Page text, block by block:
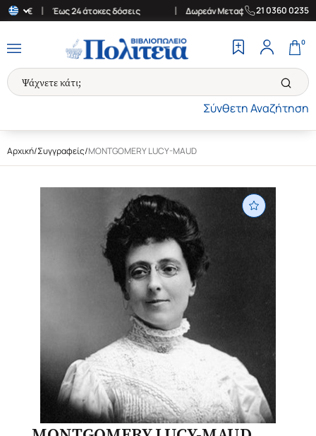
| Έως 24 άτοκες δόσεις Δωρεάν Μεταφορικά στην Ελλάδα
21 0360 0235
Σύνθετη Αναζήτηση
0
Αρχική/Συγγραφείς/MONTGOMERY LUCY-MAUD